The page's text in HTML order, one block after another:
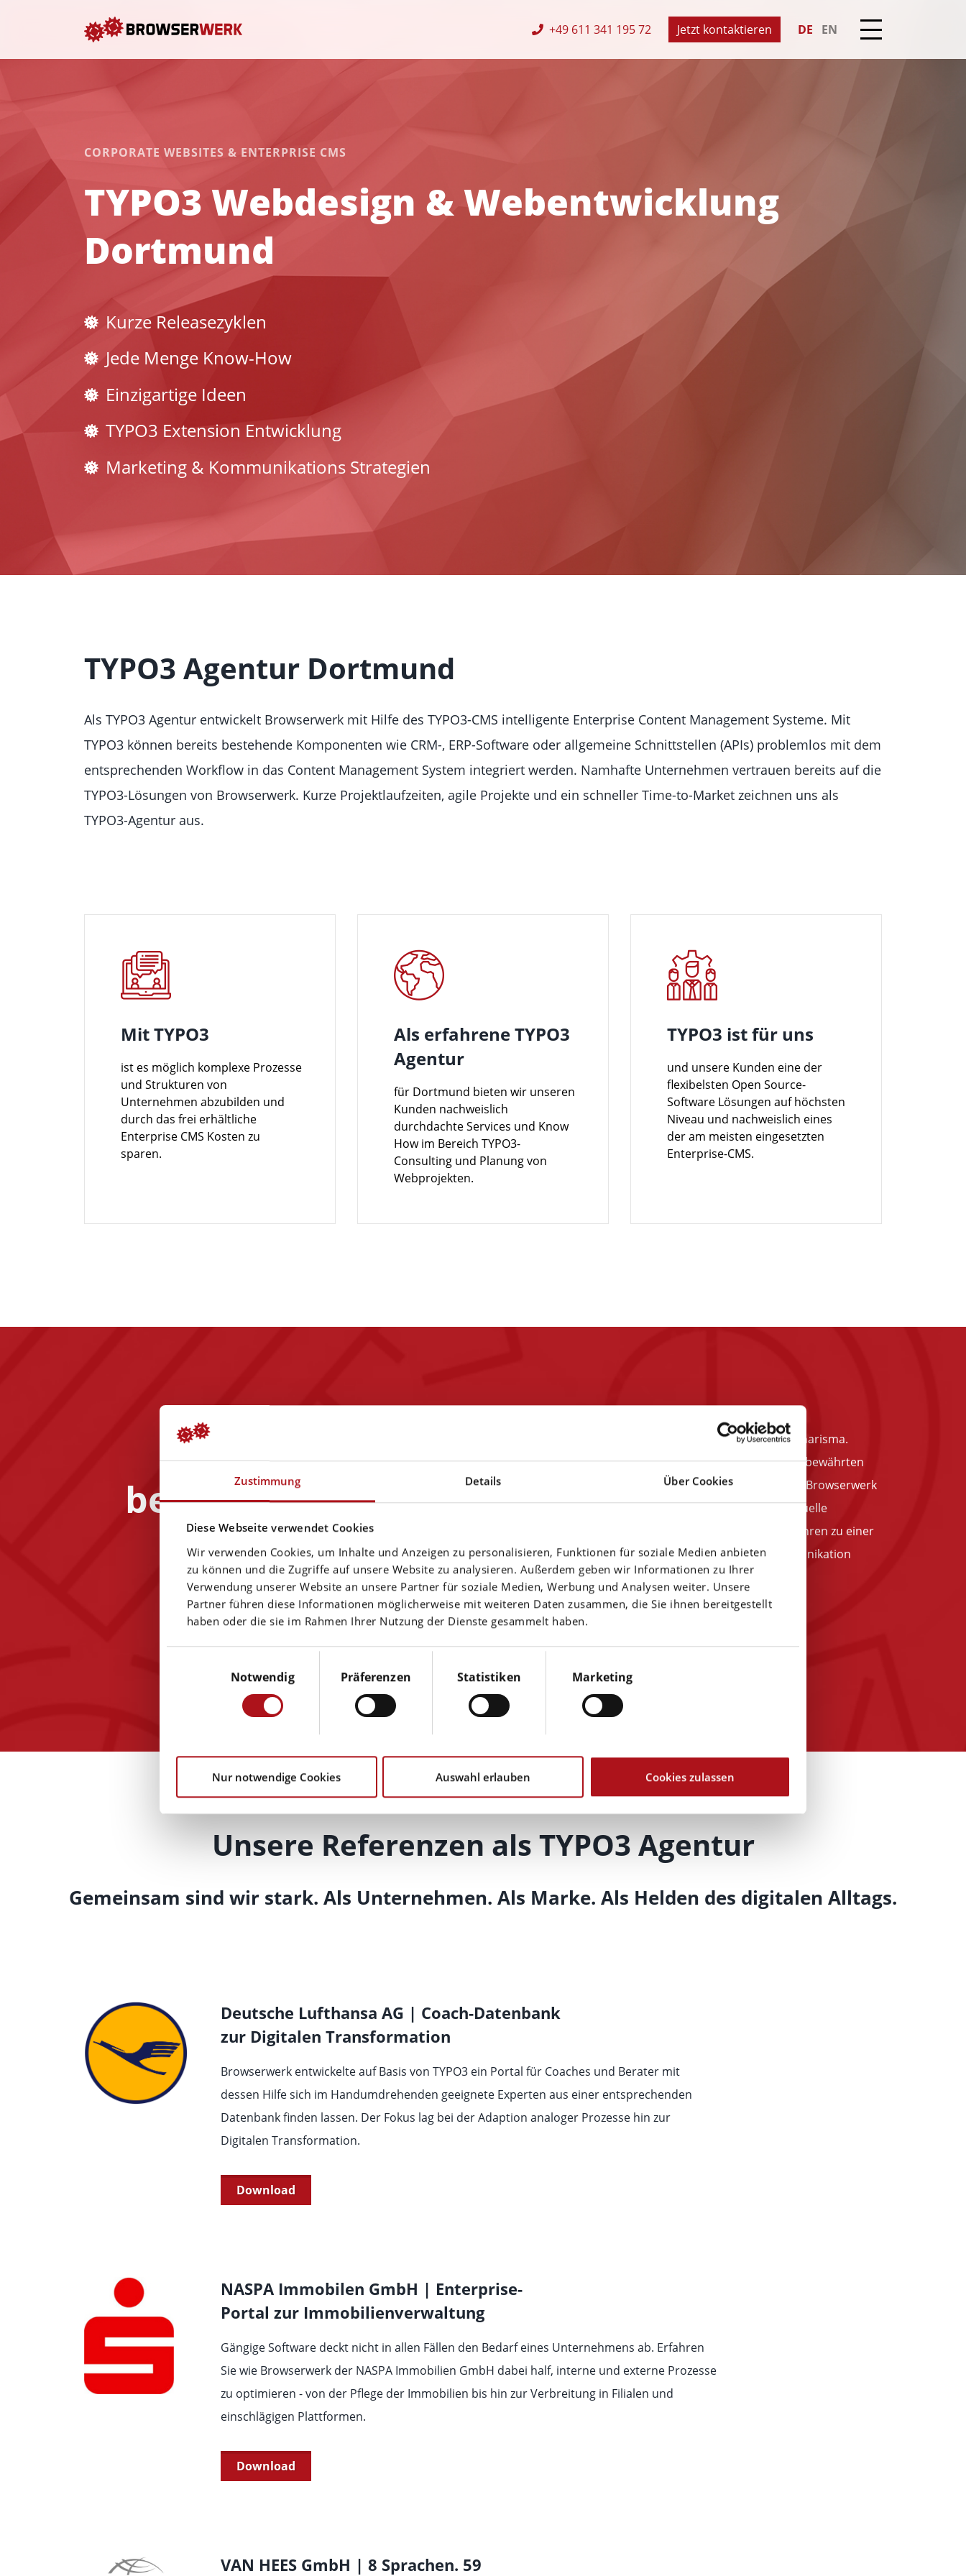
Zustimmung Details Über Cookies
Diese Webseite verwendet Cookies
Wir verwenden Cookies, um Inhalte und Anzeigen zu personalisieren, Funktionen für soziale Medien anbieten
zu können und die Zugriffe auf unsere Website zu analysieren. Außerdem geben wir Informationen zu Ihrer
Verwendung unserer Website an unsere Partner für soziale Medien, Werbung und Analysen weiter. Unsere
Partner führen diese Informationen möglicherweise mit weiteren Daten zusammen, die Sie ihnen bereitgestellt
haben oder die sie im Rahmen Ihrer Nutzung der Dienste gesammelt haben.
Notwendig
Präferenzen Statistiken Marketing
Nur notwendige Cookies Auswahl erlauben Cookies zulassen
+49 611 341 195 72 Jetzt kontaktieren DE EN
CORPORATE WEBSITES & ENTERPRISE CMS
TYPO3 Webdesign & Webentwicklung
Dortmund
Kurze Releasezyklen
Jede Menge Know-How
Einzigartige Ideen
TYPO3 Extension Entwicklung
Marketing & Kommunikations Strategien
TYPO3 Agentur Dortmund
Als TYPO3 Agentur entwickelt Browserwerk mit Hilfe des TYPO3-CMS intelligente Enterprise Content Management Systeme. Mit
TYPO3 können bereits bestehende Komponenten wie CRM-, ERP-Software oder allgemeine Schnittstellen (APIs) problemlos mit dem
entsprechenden Workflow in das Content Management System integriert werden. Namhafte Unternehmen vertrauen bereits auf die
TYPO3-Lösungen von Browserwerk. Kurze Projektlaufzeiten, agile Projekte und ein schneller Time-to-Market zeichnen uns als
TYPO3-Agentur aus.
Mit TYPO3
ist es möglich komplexe Prozesse
und Strukturen von
Unternehmen abzubilden und
durch das frei erhältliche
Enterprise CMS Kosten zu
sparen.
Als erfahrene TYPO3
Agentur
für Dortmund bieten wir unseren
Kunden nachweislich
durchdachte Services und Know
How im Bereich TYPO3-
Consulting und Planung von
Webprojekten.
TYPO3 ist für uns
und unsere Kunden eine der
flexibelsten Open Source-
Software Lösungen auf höchsten
Niveau und nachweislich eines
der am meisten eingesetzten
Enterprise-CMS.
Making things
better in a Digital
World
Der Unterschied zwischen Anwesenheit und Präsenz? Charisma.
Gemeinsam digitale Werte erschaffen und erhalten. Mit bewährten
Methoden inspirieren wir zu mehr digitalem Wachstum. Browserwerk
liefert Unternehmen Beratung auf Augenhöhe & individuelle
Lösungen. Die agilen Prozesse nach Scrum & Kanban führen zu einer
schnellen Umsetzung und einem Höchstmaß an Kommunikation
während der gesamten Projektlaufzeit.
Unsere Referenzen als TYPO3 Agentur
Gemeinsam sind wir stark. Als Unternehmen. Als Marke. Als Helden des digitalen Alltags.
Deutsche Lufthansa AG | Coach-Datenbank
zur Digitalen Transformation
Browserwerk entwickelte auf Basis von TYPO3 ein Portal für Coaches und Berater mit
dessen Hilfe sich im Handumdrehenden geeignete Experten aus einer entsprechenden
Datenbank finden lassen. Der Fokus lag bei der Adaption analoger Prozesse hin zur
Digitalen Transformation.
Download
NASPA Immobilen GmbH | Enterprise-
Portal zur Immobilienverwaltung
Gängige Software deckt nicht in allen Fällen den Bedarf eines Unternehmens ab. Erfahren
Sie wie Browserwerk der NASPA Immobilien GmbH dabei half, interne und externe Prozesse
zu optimieren - von der Pflege der Immobilien bis hin zur Verbreitung in Filialen und
einschlägigen Plattformen.
Download
VAN HEES GmbH | 8 Sprachen. 59